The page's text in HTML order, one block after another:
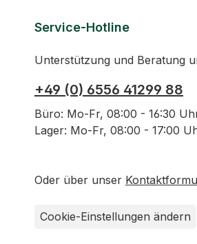
Service-Hotline
Unterstützung und Beratung
+49 (0) 6556 41299 88
Büro: Mo-Fr, 08:00 - 16:30
Lager: Mo-Fr, 08:00 - 17:00
Oder über unser
Cookie-Einstellungen ändern